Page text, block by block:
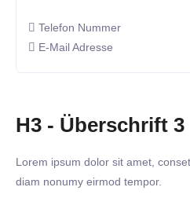
Telefon Nummer
E-Mail Adresse
H3 - Überschrift 3
Lorem ipsum dolor sit amet,
diam nonumy eirmod tempor.